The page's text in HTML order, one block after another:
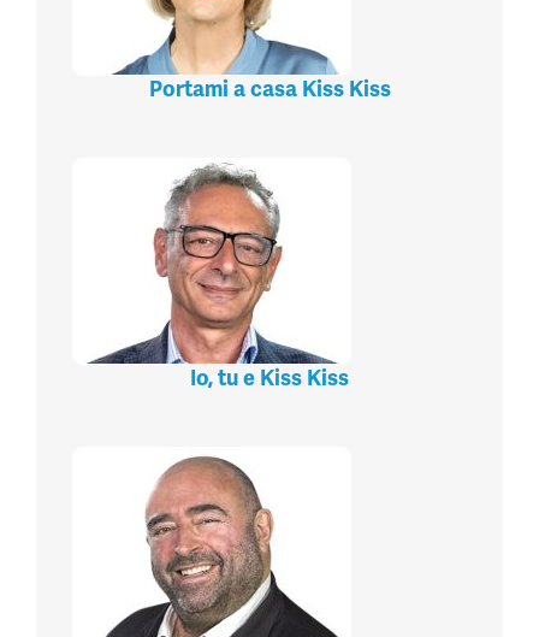
Portami a casa Kiss Kiss
Io, tu e Kiss Kiss